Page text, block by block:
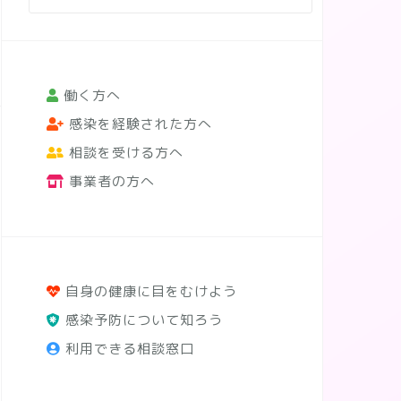
働く方へ
感染を経験された方へ
相談を受ける方へ
事業者の方へ
自身の健康に目をむけよう
感染予防について知ろう
利用できる相談窓口